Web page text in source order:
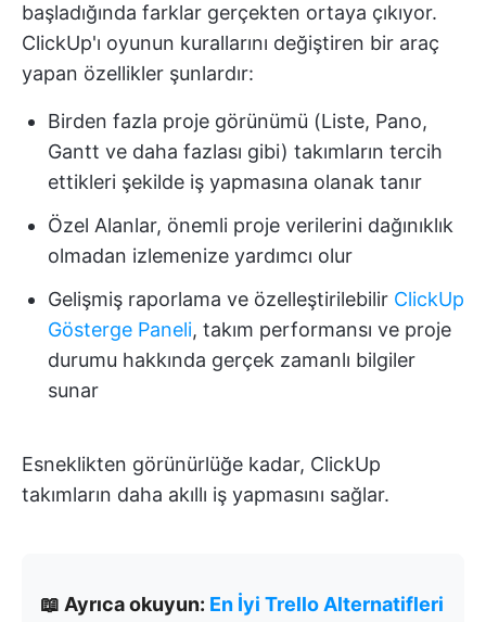
başladığında farklar gerçekten ortaya çıkıyor.
ClickUp'ı oyunun kurallarını değiştiren bir araç
yapan özellikler şunlardır:
Birden fazla proje görünümü (Liste, Pano,
Gantt ve daha fazlası gibi) takımların tercih
ettikleri şekilde iş yapmasına olanak tanır
Özel Alanlar, önemli proje verilerini dağınıklık
olmadan izlemenize yardımcı olur
Gelişmiş raporlama ve özelleştirilebilir ClickUp
Gösterge Paneli, takım performansı ve proje
durumu hakkında gerçek zamanlı bilgiler
sunar
Esneklikten görünürlüğe kadar, ClickUp
takımların daha akıllı iş yapmasını sağlar.
📖 Ayrıca okuyun: En İyi Trello Alternatifleri